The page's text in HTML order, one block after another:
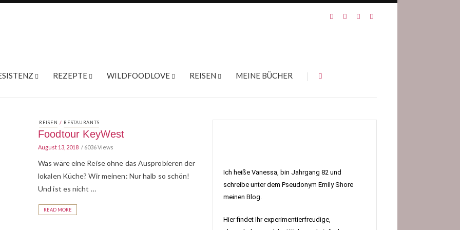
REZEPTE WILDFOODLOVE REISEN MEINE BÜCHER
REISEN / RESTAURANTS
Foodtour KeyWest
August 13, 2018 6036 Views
Was wäre eine Reise ohne das Ausprobieren der
lokalen Küche? Wir meinen: Nur halb so schön!
Und ist es nicht …
READ MORE
Ich heiße Vanessa, bin Jahrgang 82 und
schreibe unter dem Pseudonym Emily Shore
meinen Blog.
Hier findet Ihr experimentierfreudige,